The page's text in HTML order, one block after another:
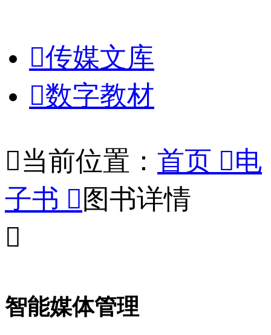
传媒文库
数字教材
当前位置： 首页 电
子书  图书详情

智能媒体管理